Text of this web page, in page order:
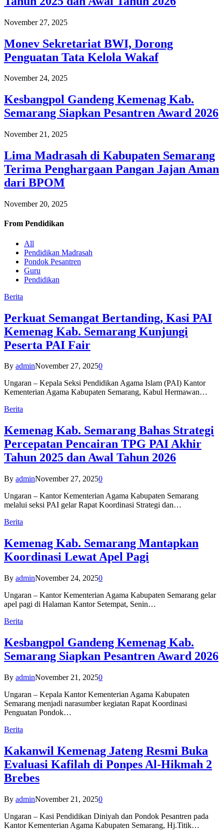
November 27, 2025
Monev Sekretariat BWI, Dorong
Penguatan Tata Kelola Wakaf
November 24, 2025
Kesbangpol Gandeng Kemenag Kab.
Semarang Siapkan Pesantren Award 2026
November 21, 2025
Lima Madrasah di Kabupaten Semarang
Terima Penghargaan Pangan Jajan Aman
dari BPOM
November 20, 2025
From Pendidikan
All
Pendidikan Madrasah
Pondok Pesantren
Guru
Pendidikan
Berita
Perkuat Semangat Bertanding, Kasi PAI
Kemenag Kab. Semarang Kunjungi
Peserta PAI Fair
By adminNovember 27, 20250
Ungaran – Kepala Seksi Pendidikan Agama Islam (PAI) Kantor
Kementerian Agama Kabupaten Semarang, Kabul Hermawan…
Berita
Kemenag Kab. Semarang Bahas Strategi
Percepatan Pencairan TPG PAI Akhir
Tahun 2025 dan Awal Tahun 2026
By adminNovember 27, 20250
Ungaran – Kantor Kementerian Agama Kabupaten Semarang
melalui seksi PAI gelar Rapat Koordinasi Strategi dan…
Berita
Kemenag Kab. Semarang Mantapkan
Koordinasi Lewat Apel Pagi
By adminNovember 24, 20250
Ungaran – Kantor Kementerian Agama Kabupaten Semarang gelar
apel pagi di Halaman Kantor Setempat, Senin…
Berita
Kesbangpol Gandeng Kemenag Kab.
Semarang Siapkan Pesantren Award 2026
By adminNovember 21, 20250
Ungaran – Kepala Kantor Kementerian Agama Kabupaten
Semarang menjadi narasumber kegiatan Rapat Koordinasi
Penguatan Pondok…
Berita
Kakanwil Kemenag Jateng Resmi Buka
Evaluasi Kafilah di Ponpes Al-Hikmah 2
Brebes
By adminNovember 21, 20250
Ungaran – Kasi Pendidikan Diniyah dan Pondok Pesantren pada
Kantor Kementerian Agama Kabupaten Semarang, Hj.Titik…